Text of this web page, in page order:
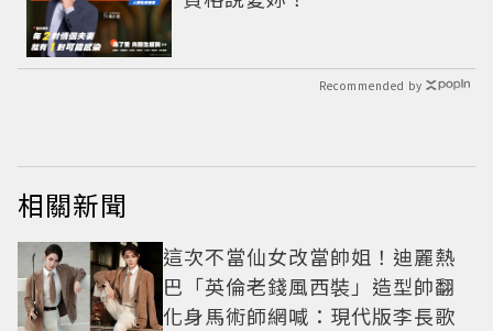
Recommended by
相關新聞
這次不當仙女改當帥姐！迪麗熱
巴「英倫老錢風西裝」造型帥翻
化身馬術師網喊：現代版李長歌